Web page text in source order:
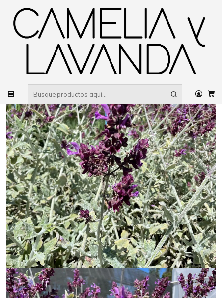
Inicio Planta Flores Flores de temporada Salvias
Salvia Canariensis